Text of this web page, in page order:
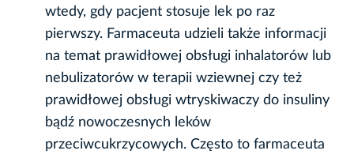
wtedy, gdy pacjent stosuje lek po raz
pierwszy. Farmaceuta udzieli także informacji
na temat prawidłowej obsługi inhalatorów lub
nebulizatorów w terapii wziewnej czy też
prawidłowej obsługi wtryskiwaczy do insuliny
bądź nowoczesnych leków
przeciwcukrzycowych. Często to farmaceuta